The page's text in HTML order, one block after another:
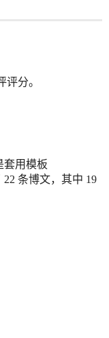
分。
套用模板
条博文，其中 19